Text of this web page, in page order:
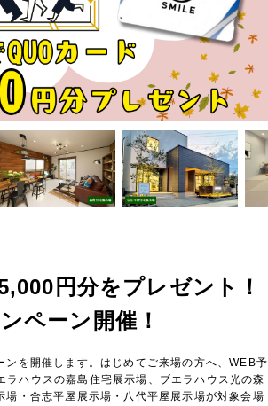
円分をプレゼント！
ペーン開催！
を開催します。はじめてご来場の方へ、WEB予
ラハウスの嘉島住宅展示場、ブエラハウス光の森
・合志平屋展示場・八代平屋展示場が対象会場